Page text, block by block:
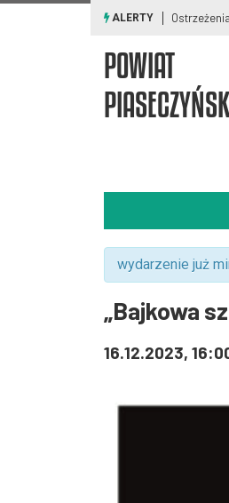
ALERTY
POWIAT
wydarzenie już
„Bajkowa
16.12.2023,